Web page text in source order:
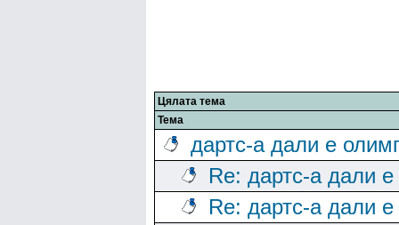
Цялата тема
Тема
дартс-а дали е
Re: дартс-а дали
Re: дартс-а дали